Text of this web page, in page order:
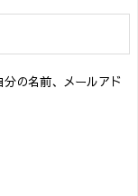
の名前、メールアド